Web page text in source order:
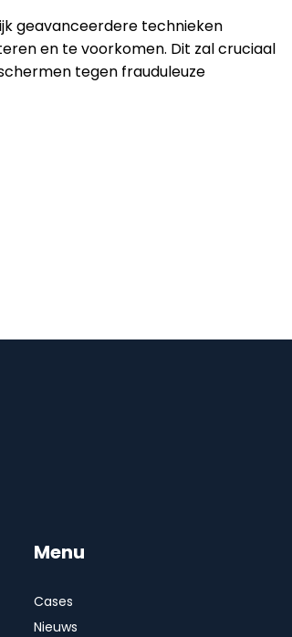
geavanceerdere technieken
en te voorkomen. Dit zal cruciaal
tegen frauduleuze
Menu
Cases
Nieuws